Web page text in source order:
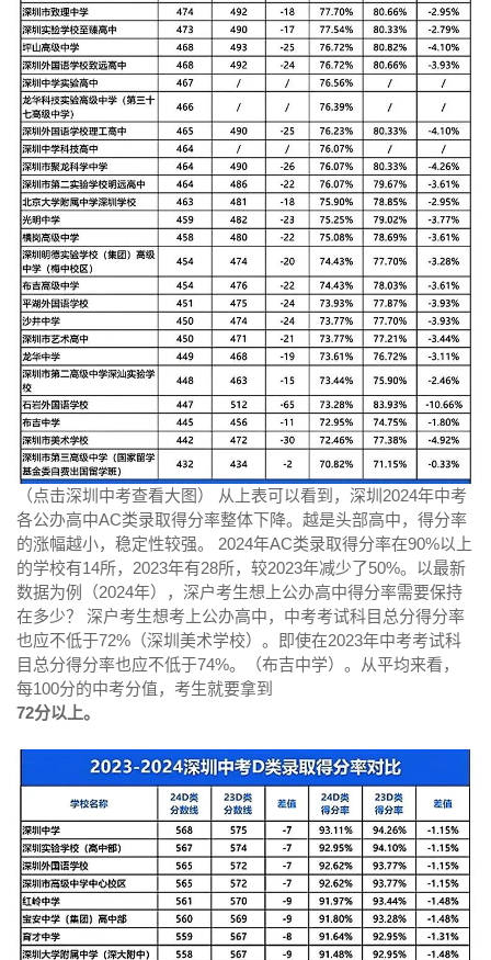
（点击深圳中考查看大图） 从上表可以看到，深圳2024年中考
各公办高中AC类录取得分率整体下降。越是头部高中，得分率
的涨幅越小，稳定性较强。 2024年AC类录取得分率在90%以上
的学校有14所，2023年有28所，较2023年减少了50%。以最新
数据为例（2024年），深户考生想上公办高中得分率需要保持
在多少？ 深户考生想考上公办高中，中考考试科目总分得分率
也应不低于72%（深圳美术学校）。即使在2023年中考考试科
目总分得分率也应不低于74%。（布吉中学）。从平均来看，
每100分的中考分值，考生就要拿到
72分以上。